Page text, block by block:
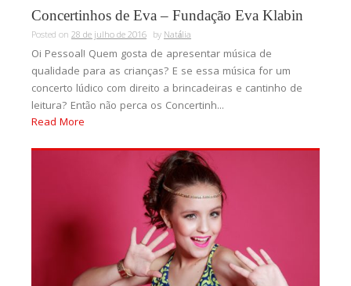
Concertinhos de Eva – Fundação Eva Klabin
Posted on 28 de julho de 2016 byNatália
Oi Pessoal! Quem gosta de apresentar música de
qualidade para as crianças? E se essa música for um
concerto lúdico com direito a brincadeiras e cantinho de
leitura? Então não perca os Concertinh...
Read More